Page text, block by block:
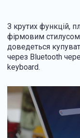
З крутих функцій,
фірмовим
доведеться
через Bluetooth
keyboard.